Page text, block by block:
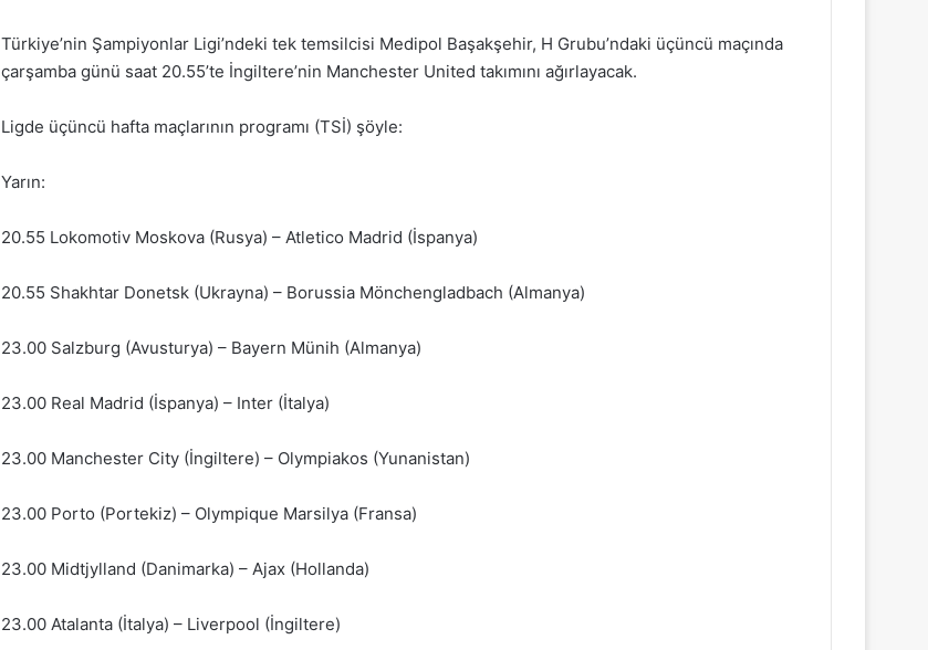
Türkiye’nin Şampiyonlar Ligi’ndeki tek temsilcisi Medipol Başakşehir, H Grubu’ndaki üçüncü maçında
çarşamba günü saat 20.55’te İngiltere’nin Manchester United takımını ağırlayacak.
Ligde üçüncü hafta maçlarının programı (TSİ) şöyle:
Yarın:
20.55 Lokomotiv Moskova (Rusya) – Atletico Madrid (İspanya)
20.55 Shakhtar Donetsk (Ukrayna) – Borussia Mönchengladbach (Almanya)
23.00 Salzburg (Avusturya) – Bayern Münih (Almanya)
23.00 Real Madrid (İspanya) – Inter (İtalya)
23.00 Manchester City (İngiltere) – Olympiakos (Yunanistan)
23.00 Porto (Portekiz) – Olympique Marsilya (Fransa)
23.00 Midtjylland (Danimarka) – Ajax (Hollanda)
23.00 Atalanta (İtalya) – Liverpool (İngiltere)